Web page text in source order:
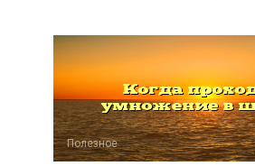
Полезное